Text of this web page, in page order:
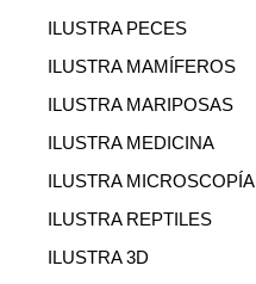
ILUSTRA PECES
ILUSTRA MAMÍFEROS
ILUSTRA MARIPOSAS
ILUSTRA MEDICINA
ILUSTRA MICROSCOPÍA
ILUSTRA REPTILES
ILUSTRA 3D